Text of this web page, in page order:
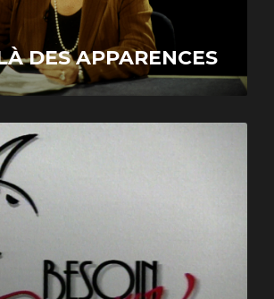
DES APPARENCES